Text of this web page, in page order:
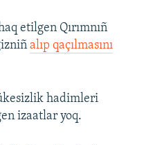
etilgen Qırımnıñ
alıp qaçılmasını
hadimleri
izaatlar yoq.